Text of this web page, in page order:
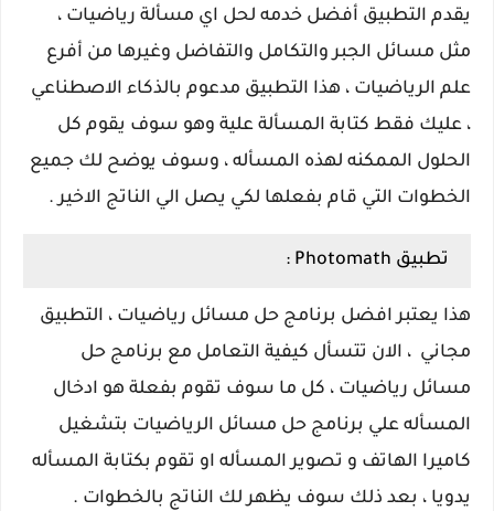
يقدم التطبيق أفضل خدمه لحل اي مسألة رياضيات ،
مثل مسائل الجبر والتكامل والتفاضل وغيرها من أفرع
علم الرياضيات ، هذا التطبيق مدعوم بالذكاء الاصطناعي
، عليك فقط كتابة المسألة علية وهو سوف يقوم كل
الحلول الممكنه لهذه المسأله ، وسوف يوضح لك جميع
الخطوات التي قام بفعلها لكي يصل الي الناتج الاخير .
تطبيق Photomath :
هذا يعتبر افضل برنامج حل مسائل رياضيات ، التطبيق
مجاني ، الان تتسأل كيفية التعامل مع برنامج حل
مسائل رياضيات ، كل ما سوف تقوم بفعلة هو ادخال
المسأله علي برنامج حل مسائل الرياضيات بتشغيل
كاميرا الهاتف و تصوير المسأله او تقوم بكتابة المسأله
يدويا ، بعد ذلك سوف يظهر لك الناتج بالخطوات .